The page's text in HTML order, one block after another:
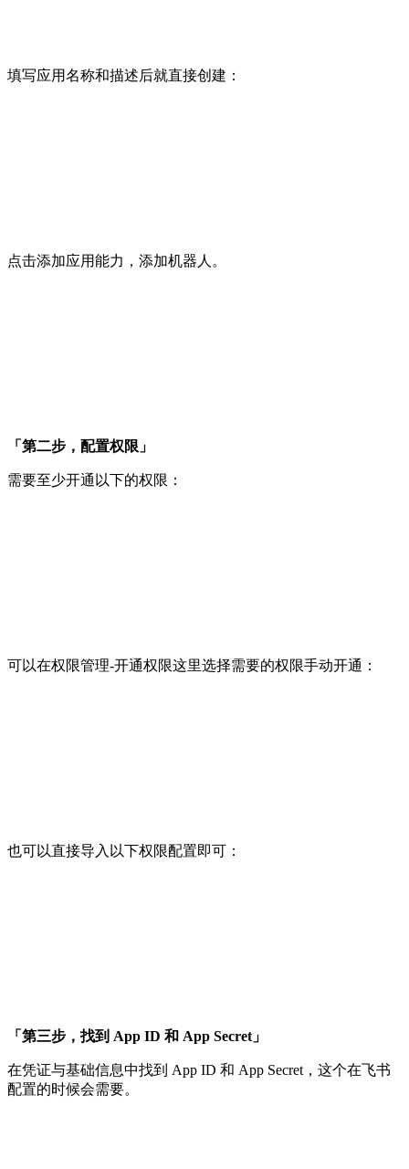
填写应用名称和描述后就直接创建：
点击添加应用能力，添加机器人。
「第二步，配置权限」
需要至少开通以下的权限：
可以在权限管理-开通权限这里选择需要的权限手动开通：
也可以直接导入以下权限配置即可：
「第三步，找到 App ID 和 App Secret」
在凭证与基础信息中找到 App ID 和 App Secret，这个在飞书
配置的时候会需要。